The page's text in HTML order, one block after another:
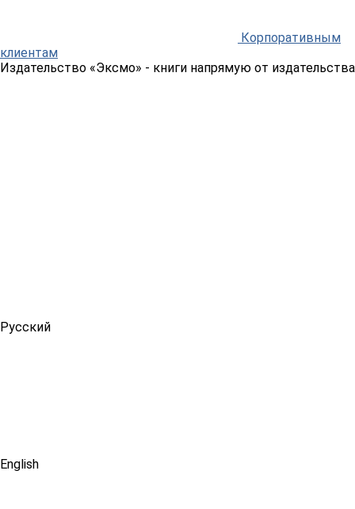
Корпоративным
клиентам
Издательство «Эксмо» - книги напрямую от издательства
Русский
English